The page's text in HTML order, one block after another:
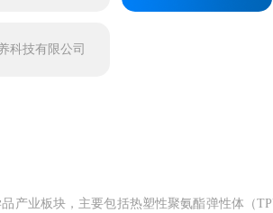
科技有限公司
产业板块，主要包括热塑性聚氨酯弹性体（